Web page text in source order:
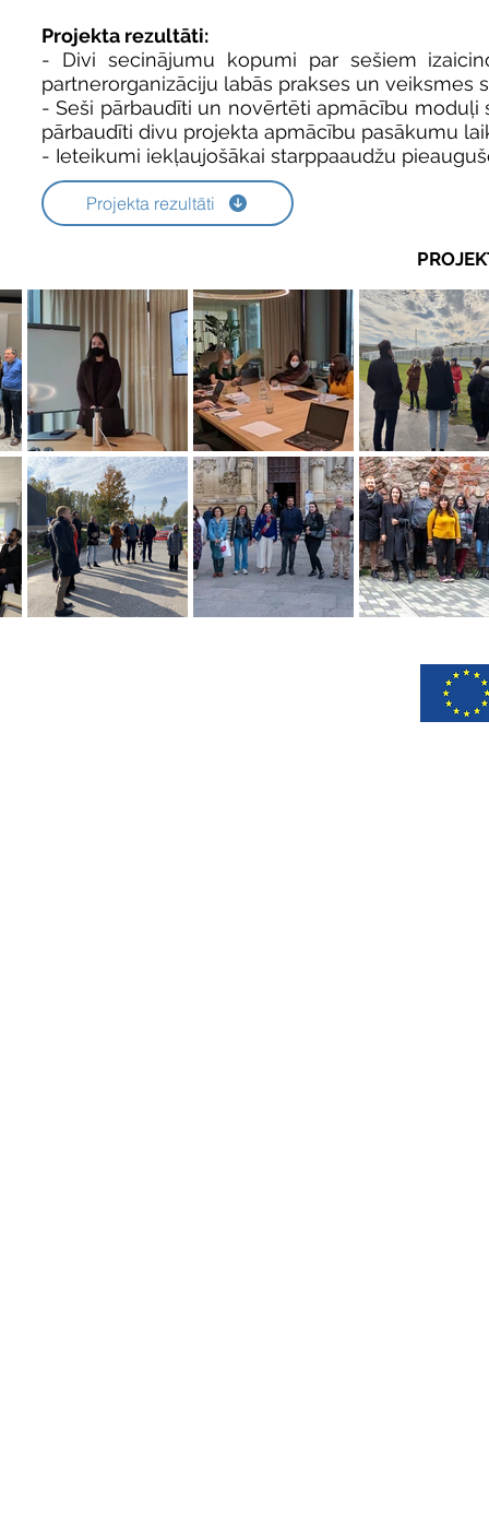
Projekta rezultāti:
- Divi secinājumu kopumi par sešiem
partnerorganizāciju labās prakses un veiksmes
- Seši pārbaudīti un novērtēti apmācību
pārbaudīti divu projekta apmācību pasākumu
- Ieteikumi iekļaujošākai starppaaudžu
Projekta rezultāti